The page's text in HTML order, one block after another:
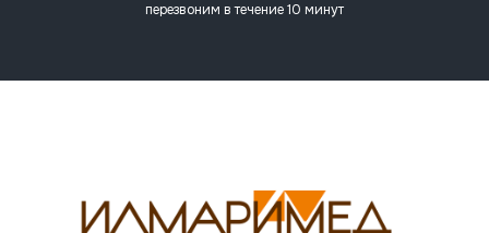
перезвоним в течение 10 минут